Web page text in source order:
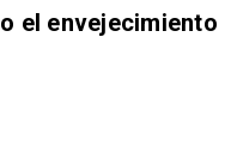
el envejecimiento